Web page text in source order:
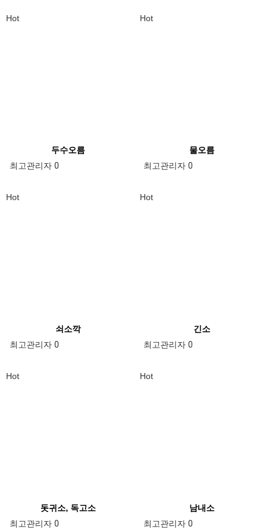
Hot
두수오름
최고관리자 0
Hot
물오름
최고관리자 0
Hot
쇠소깍
최고관리자 0
Hot
긴소
최고관리자 0
Hot
돗귀소, 독고소
최고관리자 0
Hot
남내소
최고관리자 0